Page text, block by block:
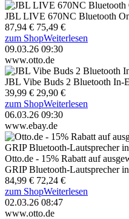
JBL LIVE 670NC Bluetooth
87,94 € 75,49 €
zum ShopWeiterlesen
09.03.26 09:30
www.otto.de
JBL Vibe Buds 2 Bluetooth In-
39,99 € 29,90 €
zum ShopWeiterlesen
06.03.26 09:30
www.ebay.de
Otto.de - 15% Rabatt auf
GRIP Bluetooth-Lautsprecher
84,99 € 72,24 €
zum ShopWeiterlesen
02.03.26 08:47
www.otto.de